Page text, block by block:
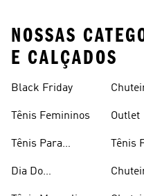
NOSSAS
E CALÇADOS
Black Friday
Tênis Femininos
Tênis Para
Dia Do
Outlet
Tênis